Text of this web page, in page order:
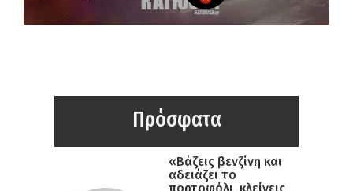
Πρόσφατα
«Βάζεις βενζίνη και
αδειάζει το